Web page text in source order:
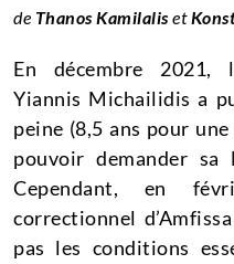
de Thanos Kamilaliset
En décembre 2021,
Yiannis Michailidis a
peine (8,5 ans pour
pouvoir demander sa
Cependant, en
correctionnel
pas les conditions